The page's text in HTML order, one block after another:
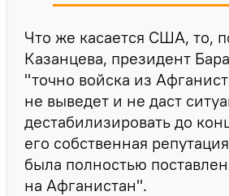
Что же касается США, то,
Казанцева, президент
"точно войска из
не выведет и не даст
дестабилизировать до
его собственная
была полностью
на Афганистан".